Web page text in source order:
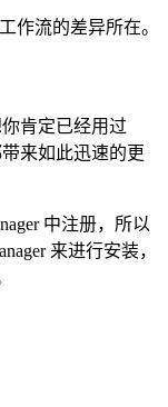
作流的差异所在。
肯定已经用过
来如此迅速的更
中注册，所以
来进行安装，